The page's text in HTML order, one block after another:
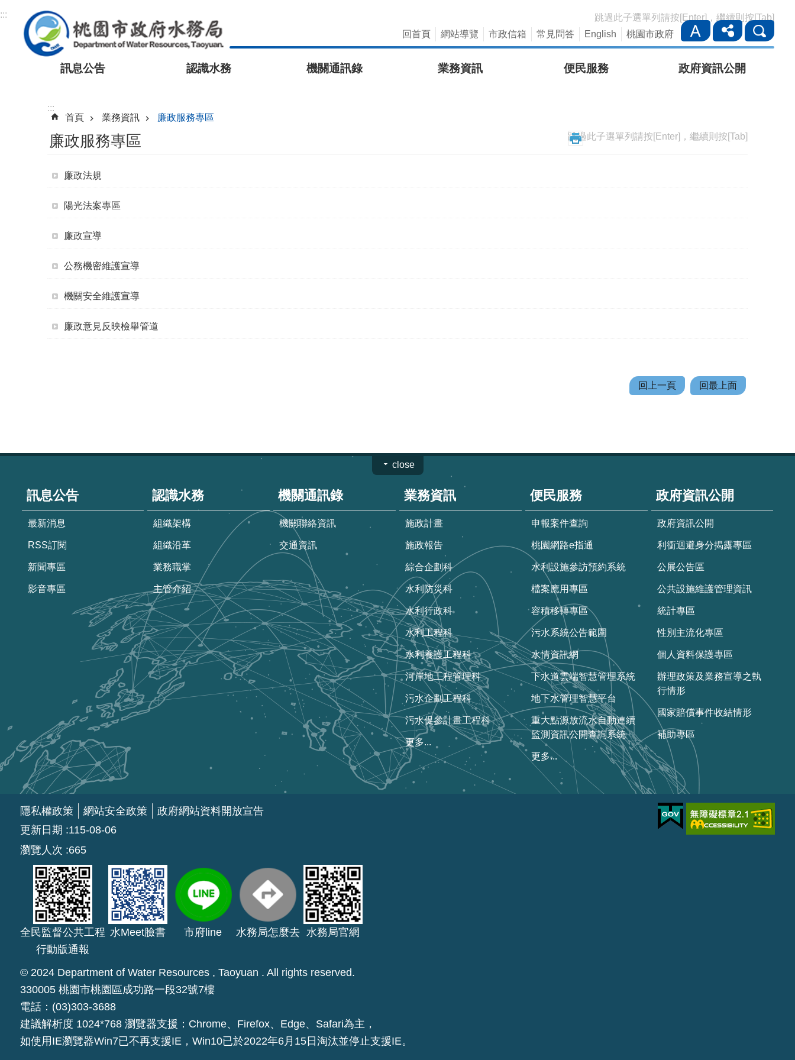
跳到主要內容區塊
:::
跳過此子選單列請按[Enter]，繼續則按[Tab]
回首頁
網站導覽 市政信箱 常見問答 English 桃園市政府
訊息公告 認識水務 機關通訊錄 業務資訊 便民服務 政府資訊公開
:::
首頁
業務資訊 廉政服務專區
廉政服務專區 跳過此子選單列請按[Enter]，繼續則按[Tab]
廉政法規
陽光法案專區
廉政宣導
公務機密維護宣導
機關安全維護宣導
廉政意見反映檢舉管道
回上一頁 回最上面
close
訊息公告
最新消息
RSS訂閱
新聞專區
影音專區
認識水務
組織架構
組織沿革
業務職掌
主管介紹
機關通訊錄
機關聯絡資訊
交通資訊
業務資訊
施政計畫
施政報告
綜合企劃科
水利防災科
水利行政科
水利工程科
水利養護工程科
河岸地工程管理科
污水企劃工程科
污水促參計畫工程科
更多...
便民服務
申報案件查詢
桃園網路e指通
水利設施參訪預約系統
檔案應用專區
容積移轉專區
污水系統公告範圍
水情資訊網
下水道雲端智慧管理系統
地下水管理智慧平台
重大點源放流水自動連續
監測資訊公開查詢系統
更多...
政府資訊公開
政府資訊公開
利衝迴避身分揭露專區
公展公告區
公共設施維護管理資訊
統計專區
性別主流化專區
個人資料保護專區
辦理政策及業務宣導之執
行情形
國家賠償事件收結情形
補助專區
隱私權政策 網站安全政策
政府網站資料開放宣告
更新日期
115-08-06
瀏覽人次
665
全民監督公共工程
行動版通報
水Meet臉書 市府line 水務局怎麼去 水務局官網
© 2024 Department of Water Resources , Taoyuan . All rights reserved.
330005 桃園市桃園區成功路一段32號7樓
電話：(03)303-3688
建議解析度 1024*768 瀏覽器支援：Chrome、Firefox、Edge、Safari為主，
如使用IE瀏覽器Win7已不再支援IE，Win10已於2022年6月15日淘汰並停止支援IE。